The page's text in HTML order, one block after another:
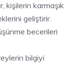
kişilerin karmaşık
geliştirir.
becerileri
bilgiyi